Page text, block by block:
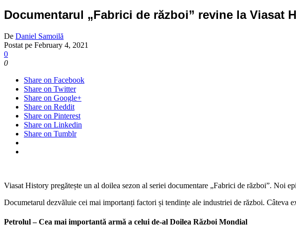
Documentarul „Fabrici de război” revine la Viasat
De Daniel Samoilă
Postat pe February 4, 2021
0
0
Share on Facebook
Share on Twitter
Share on Google+
Share on Reddit
Share on Pinterest
Share on Linkedin
Share on Tumblr
Viasat History pregătește un al doilea sezon al seriei documentare „Fabrici de război”. Noi
Documetarul dezvăluie cei mai importanți factori și tendințe ale industriei de război. Câteva
Petrolul – Cea mai importantă armă a celui de-al Doilea Război Mondial